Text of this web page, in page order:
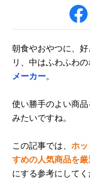
朝食やおやつに、
リ、中はふわふわ
メーカー。
使い勝手のよい商
みたいですね。
この記事では、 ホッ
すめの人気商品を
にする参考にしてく